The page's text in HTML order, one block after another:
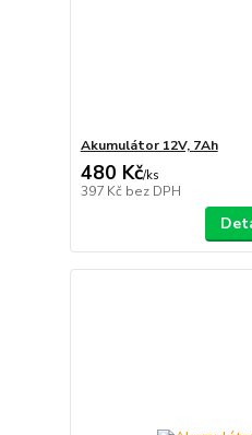
Akumulátor 12V, 7Ah
480 Kč/ks
397 Kč bez DPH